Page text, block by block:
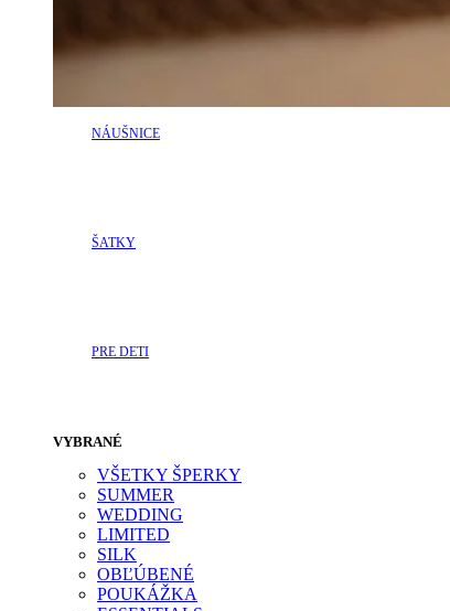
NÁUŠNICE
ŠATKY
PRE DETI
VYBRANÉ
VŠETKY ŠPERKY
SUMMER
WEDDING
LIMITED
SILK
OBĽÚBENÉ
POUKÁŽKA